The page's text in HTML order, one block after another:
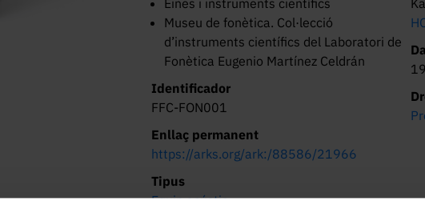
Eines i instruments científics
Museu de fonètica. Col·lecció
d’instruments científics del Laboratori de
Fonètica Eugenio Martínez Celdrán
Identificador
FFC-FON001
Enllaç permanent
https://arks.org/ark:/88586/21966
Tipus
Equip acústic